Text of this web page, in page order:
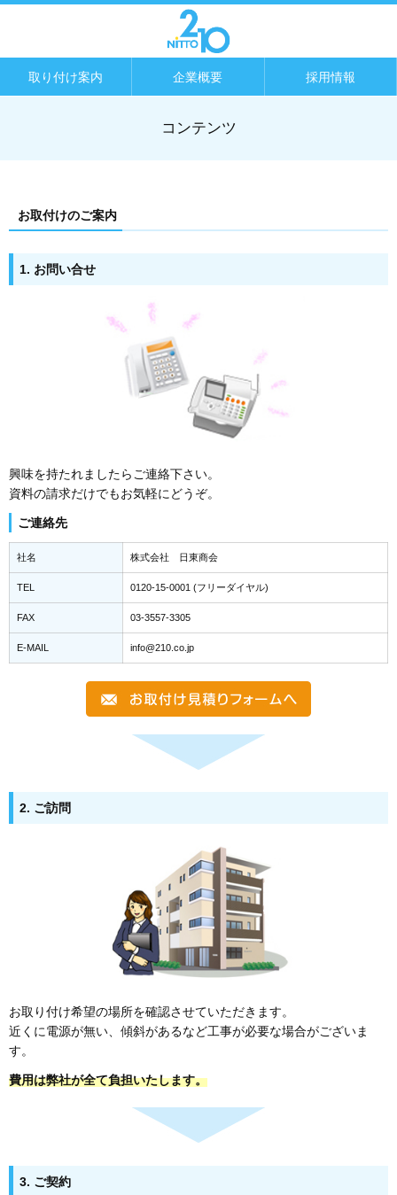
取り付け案内 企業概要 採用情報
コンテンツ
お取付けのご案内
1. お問い合せ
興味を持たれましたらご連絡下さい。
資料の請求だけでもお気軽にどうぞ。
ご連絡先
社名 株式会社 日東商会
TEL 0120-15-0001 (フリーダイヤル)
FAX 03-3557-3305
E-MAIL info@210.co.jp
2. ご訪問
お取り付け希望の場所を確認させていただきます。
近くに電源が無い、傾斜があるなど工事が必要な場合がございま
す。
費用は弊社が全て負担いたします。
3. ご契約